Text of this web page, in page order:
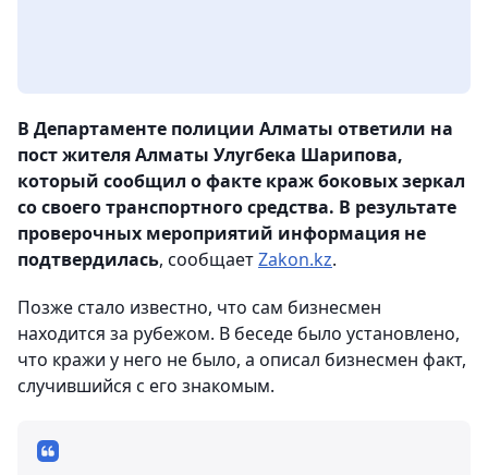
В Департаменте полиции Алматы ответили на
пост жителя Алматы Улугбека Шарипова,
который сообщил о факте краж боковых зеркал
со своего транспортного средства. В результате
проверочных мероприятий информация не
подтвердилась, сообщаетZakon.kz.
Позже стало известно, что сам бизнесмен
находится за рубежом. В беседе было установлено,
что кражи у него не было, а описал бизнесмен факт,
случившийся с его знакомым.